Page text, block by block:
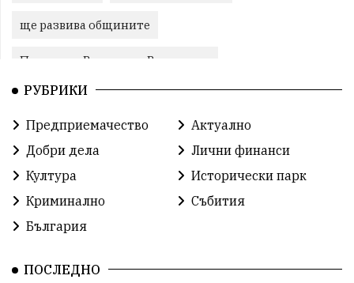
ще развива общините
Провадия, Ветрино и Вълчи дол
Метеоролигична обстановка
Североизточна България
Общинският съвет Провадия
Център за обслужване Модел „на едно гише“
Знак за европейско наследство
РУБРИКИ
Предприемачество
Актуално
Добри дела
Лични финанси
Култура
Исторически парк
Криминално
Събития
България
ПОСЛЕДНО